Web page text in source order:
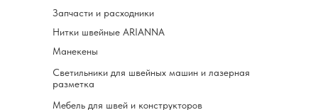
Светильники для швейных машин и лазерная
разметка
Нитки швейные ARIANNA
Запчасти и расходники
Мебель для швей и конструкторов
Манекены